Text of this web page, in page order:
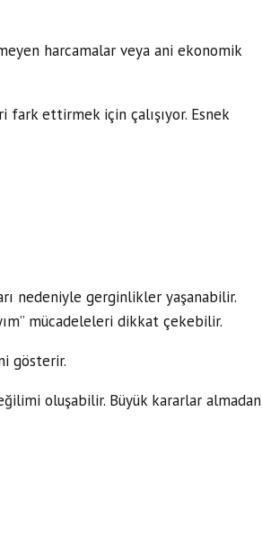
harcamalar veya ani ekonomik
ettirmek için çalışıyor. Esnek
nedeniyle gerginlikler yaşanabilir.
mücadeleleri dikkat çekebilir.
gösterir.
oluşabilir. Büyük kararlar almadan